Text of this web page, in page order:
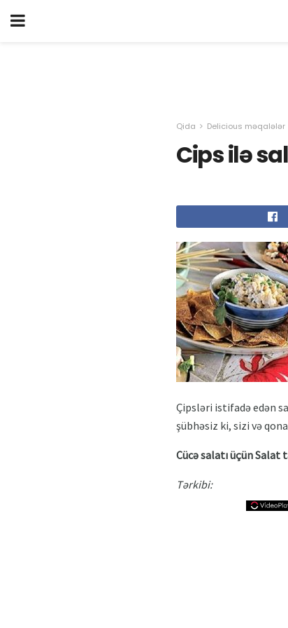
Qida Delicious məqalələr
Cips ilə
Çipsləri istifadə edən
şübhəsiz ki, sizi və
Cücə salatı üçün Salat
Tərkibi: